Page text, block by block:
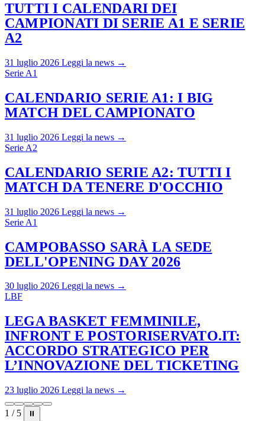
TUTTI I CALENDARI DEI
CAMPIONATI DI SERIE A1 E SERIE
A2
31 luglio 2026 Leggi la news →
Serie A1
CALENDARIO SERIE A1: I BIG
MATCH DEL CAMPIONATO
31 luglio 2026 Leggi la news →
Serie A2
CALENDARIO SERIE A2: TUTTI I
MATCH DA TENERE D'OCCHIO
31 luglio 2026 Leggi la news →
Serie A1
CAMPOBASSO SARÀ LA SEDE
DELL'OPENING DAY 2026
30 luglio 2026 Leggi la news →
LBF
LEGA BASKET FEMMINILE,
INFRONT E POSTORISERVATO.IT:
ACCORDO STRATEGICO PER
L’INNOVAZIONE DEL TICKETING
23 luglio 2026 Leggi la news →
1 / 5 ⏸